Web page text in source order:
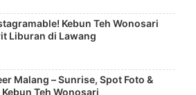
Kebun Teh Wonosari
Liburan di Lawang
Malang – Sunrise, Spot Foto &
Teh Wonosari